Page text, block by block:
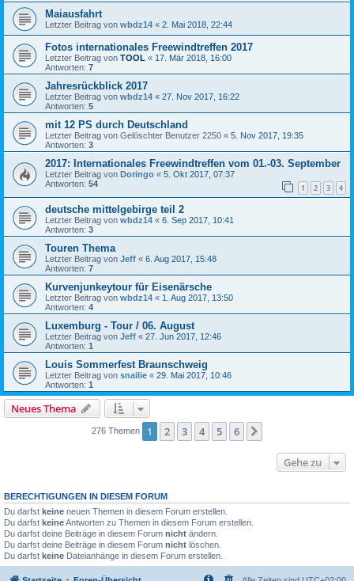
Maiausfahrt
Letzter Beitrag von wbdz14 « 2. Mai 2018, 22:44
Fotos internationales Freewindtreffen 2017
Letzter Beitrag von TOOL « 17. Mär 2018, 16:00
Antworten: 7
Jahresrückblick 2017
Letzter Beitrag von wbdz14 « 27. Nov 2017, 16:22
Antworten: 5
mit 12 PS durch Deutschland
Letzter Beitrag von Gelöschter Benutzer 2250 « 5. Nov 2017, 19:35
Antworten: 3
2017: Internationales Freewindtreffen vom 01.-03. September
Letzter Beitrag von Doringo « 5. Okt 2017, 07:37
Antworten: 54 1 2 3 4
deutsche mittelgebirge teil 2
Letzter Beitrag von wbdz14 « 6. Sep 2017, 10:41
Antworten: 3
Touren Thema
Letzter Beitrag von Jeff « 6. Aug 2017, 15:48
Antworten: 7
Kurvenjunkeytour für Eisenärsche
Letzter Beitrag von wbdz14 « 1. Aug 2017, 13:50
Antworten: 4
Luxemburg - Tour / 06. August
Letzter Beitrag von Jeff « 27. Jun 2017, 12:46
Antworten: 1
Louis Sommerfest Braunschweig
Letzter Beitrag von snailie « 29. Mai 2017, 10:46
Antworten: 1
Neues Thema
276 Themen 1 2 3 4 5 6
Gehe zu
BERECHTIGUNGEN IN DIESEM FORUM
Du darfst keine neuen Themen in diesem Forum erstellen.
Du darfst keineAntworten zu Themen in diesem Forum erstellen.
Du darfst deine Beiträge in diesem Forum nicht ändern.
Du darfst deine Beiträge in diesem Forum nicht löschen.
Du darfst keine Dateianhänge in diesem Forum erstellen.